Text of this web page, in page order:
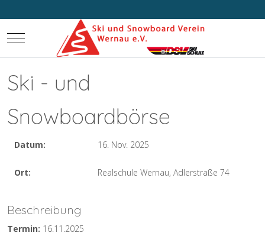
Mobile Menu Toggle
Ski - und
Snowboardbörse
Datum: 16. Nov. 2025
Ort: Realschule Wernau, Adlerstraße 74
Beschreibung
Termin: 16.11.2025